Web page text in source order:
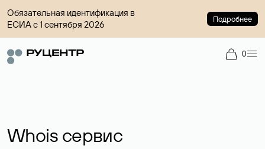
Обязательная идентификация в
ЕСИА с 1 сентября 2026
Подробнее
0
Whois сервис